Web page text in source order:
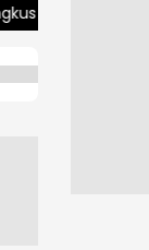
Keras dan Sita